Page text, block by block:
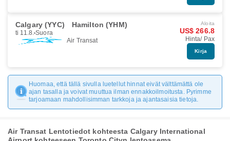
Calgary (YYC) Hamilton (YHM)
ti 11.8. Suora
Air Transat
Aloita
US$ 266.8
Hinta/ Pax
Kirja
Huomaa, että tällä sivulla luetellut hinnat eivät välttämättä ole
ajan tasalla ja voivat muuttua ilman ennakkoilmoitusta. Pyrimme
tarjoamaan mahdollisimman tarkkoja ja ajantasaisia tietoja.
Air Transat Lentotiedot kohteesta Calgary International